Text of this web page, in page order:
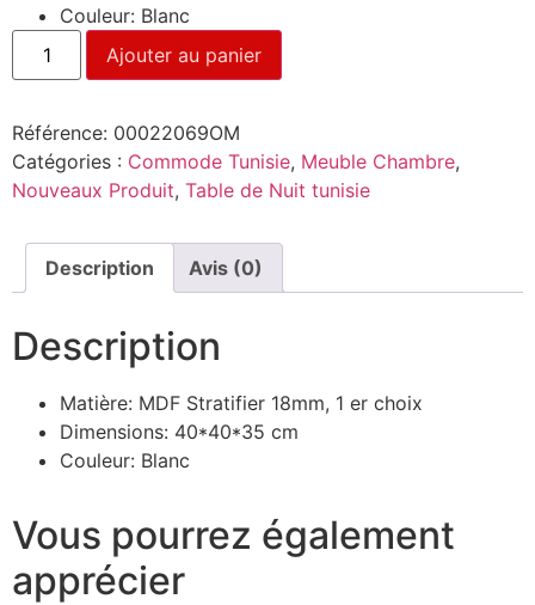
Couleur: Blanc
Ajouter au panier
Référence: 00022069OM
Catégories : Commode Tunisie, Meuble Chambre,
Nouveaux Produit, Table de Nuit tunisie
Description Avis (0)
Description
Matière: MDF Stratifier 18mm, 1 er choix
Dimensions: 40*40*35 cm
Couleur: Blanc
Vous pourrez également
apprécier